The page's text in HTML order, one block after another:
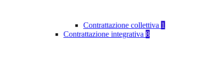
Contrattazione collettiva 1
Contrattazione integrativa 8